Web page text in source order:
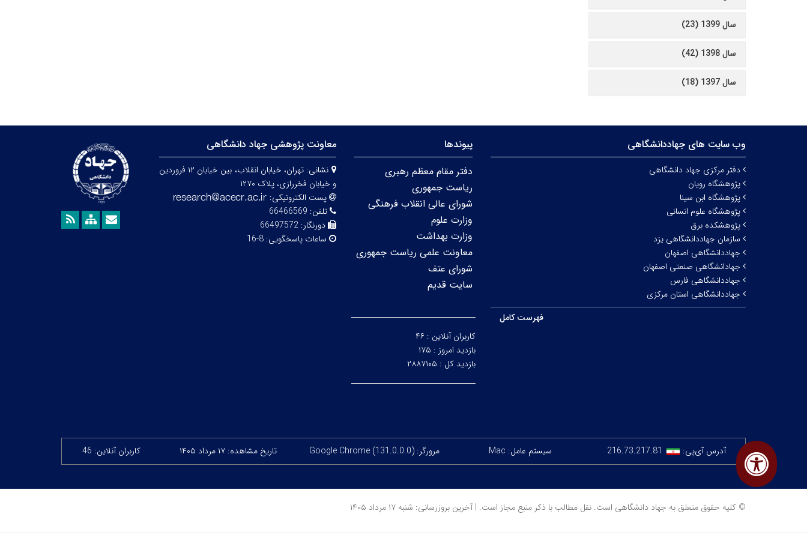
سال 1399 (23)
سال 1398 (42)
سال 1397 (18)
وب سایت های جهاددانشگاهی
دفتر مرکزی جهاد دانشگاهی
پژوهشگاه رویان
پژوهشگاه ابن سینا
پژوهشگاه علوم انسانی
پژوهشکده برق
سازمان جهاددانشگاهی یزد
جهاددانشگاهی اصفهان
جهادانشگاهی صنعتی اصفهان
جهاددانشگاهی فارس
جهاددانشگاهی استان مرکزی
فهرست کامل
پیوندها
دفتر مقام معظم رهبری
ریاست جمهوری
شورای عالی انقلاب فرهنگی
وزارت علوم
وزارت بهداشت
معاونت علمی ریاست جمهوری
شورای عتف
سایت قدیم
کاربران آنلاین : ۴۶
بازدید امروز : ۱۷۵
بازدید کل : ۲۸۸۷۱۰۵
معاونت پژوهشی جهاد دانشگاهی
نشانی:
تهران، خیابان انقلاب، بین خیابان ۱۲ فروردین
و خیابان فخررازی، پلاک ۱۲۷۰
پست الکترونیکی:
تلفن: 66466569
دورنگار:66497572
ساعات پاسخگویی:8-16
آدرس آی‌پی: 216.73.217.81 سیستم عامل: Mac مرورگر: Google Chrome (131.0.0.0) تاریخ مشاهده: ۱۷ مرداد ۱۴۰۵ کاربران آنلاین: 46
© کلیه حقوق متعلق به جهاد دانشگاهی است. نقل مطالب با ذکر منبع مجاز است. | آخرین بروزرسانی: شنبه ۱۷ مرداد ۱۴۰۵